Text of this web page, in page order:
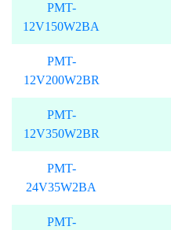
PMT-
12V150W2BA
PMT-
12V200W2BR
PMT-
12V350W2BR
PMT-
24V35W2BA
PMT-